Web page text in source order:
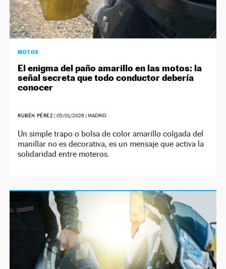
MOTOS
El enigma del paño amarillo en las motos: la
señal secreta que todo conductor debería
conocer
RUBÉN PÉREZ |05/01/2026 | MADRID
Un simple trapo o bolsa de color amarillo colgada del
manillar no es decorativa, es un mensaje que activa la
solidaridad entre moteros.